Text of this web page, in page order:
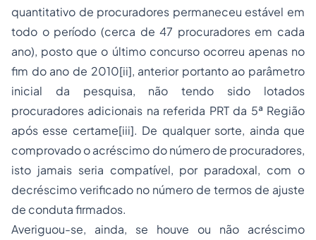
quantitativo de procuradores permaneceu estável em
todo o período (cerca de 47 procuradores em cada
ano), posto que o último concurso ocorreu apenas no
fim do ano de 2010[ii], anterior portanto ao parâmetro
inicial da pesquisa, não tendo sido lotados
procuradores adicionais na referida PRT da 5ª Região
após esse certame[iii]. De qualquer sorte, ainda que
comprovado o acréscimo do número de procuradores,
isto jamais seria compatível, por paradoxal, com o
decréscimo verificado no número de termos de ajuste
de conduta firmados.
Averiguou-se, ainda, se houve ou não acréscimo